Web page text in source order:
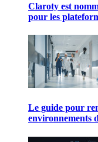
Claroty est
pour les
Le guide pour
environnements